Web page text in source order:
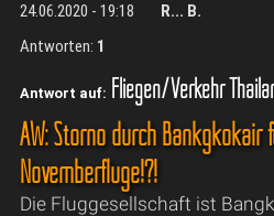
24.06.2020 - 19:18 R... B.
Antworten: 1
Antwort auf: Fliegen/Verkehr
AW: Storno durch Bankgkokair
Novemberflüge!?!
Die Fluggesellschaft ist